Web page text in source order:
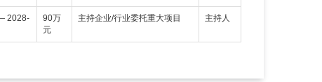
2028-
90万
元
主持企业/行业委托重大项目 主持人